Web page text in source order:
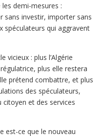
demi-mesures :
sans investir, importer sans
spéculateurs qui aggravent
vicieux : plus l’Algérie
plus elle restera
prétend combattre, et plus
des spéculateurs,
et des services
est-ce que le nouveau